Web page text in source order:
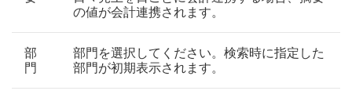
の値が会計連携されます。
部
門
部門を選択してください。検索時に指定した
部門が初期表示されます。